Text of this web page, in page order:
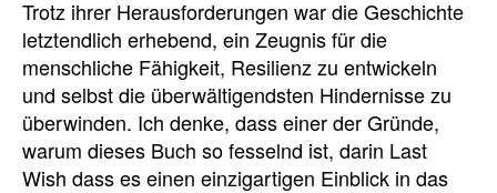
Trotz ihrer Herausforderungen war die Geschichte
letztendlich erhebend, ein Zeugnis für die
menschliche Fähigkeit, Resilienz zu entwickeln
und selbst die überwältigendsten Hindernisse zu
überwinden. Ich denke, dass einer der Gründe,
warum dieses Buch so fesselnd ist, darin Last
Wish dass es einen einzigartigen Einblick in das